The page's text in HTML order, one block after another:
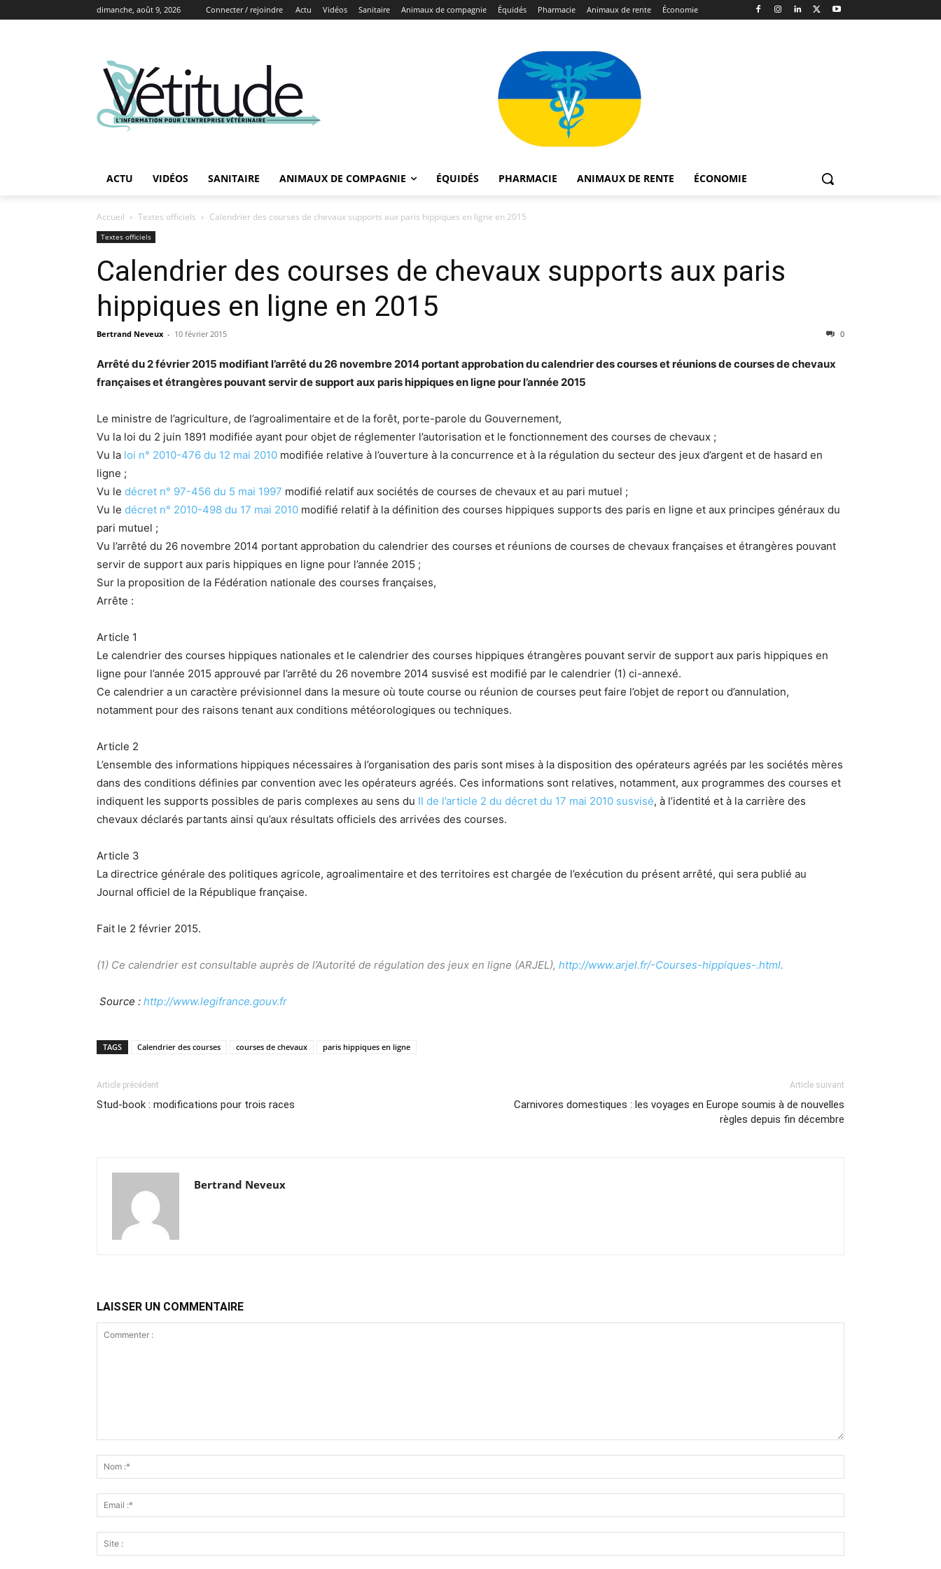
dimanche, août 9, 2026 Connecter / rejoindre Actu Vidéos Sanitaire Animaux de compagnie Équidés Pharmacie Animaux de rente Économie
ACTU VIDÉOS SANITAIRE ANIMAUX DE COMPAGNIE ÉQUIDÉS PHARMACIE ANIMAUX DE RENTE ÉCONOMIE
Accueil Textes officiels Calendrier des courses de chevaux supports aux paris hippiques en ligne en 2015
Textes officiels
Calendrier des courses de chevaux supports aux paris
hippiques en ligne en 2015
Bertrand Neveux - 10 février 2015 0
Arrêté du 2 février 2015 modifiant l’arrêté du 26 novembre 2014 portant approbation du calendrier des courses et réunions de courses de chevaux
françaises et étrangères pouvant servir de support aux paris hippiques en ligne pour l’année 2015
Le ministre de l’agriculture, de l’agroalimentaire et de la forêt, porte-parole du Gouvernement,
Vu la loi du 2 juin 1891 modifiée ayant pour objet de réglementer l’autorisation et le fonctionnement des courses de chevaux ;
Vu la loi n° 2010-476 du 12 mai 2010 modifiée relative à l’ouverture à la concurrence et à la régulation du secteur des jeux d’argent et de hasard en
ligne ;
Vu le décret n° 97-456 du 5 mai 1997 modifié relatif aux sociétés de courses de chevaux et au pari mutuel ;
Vu le décret n° 2010-498 du 17 mai 2010 modifié relatif à la définition des courses hippiques supports des paris en ligne et aux principes généraux du
pari mutuel ;
Vu l’arrêté du 26 novembre 2014 portant approbation du calendrier des courses et réunions de courses de chevaux françaises et étrangères pouvant
servir de support aux paris hippiques en ligne pour l’année 2015 ;
Sur la proposition de la Fédération nationale des courses françaises,
Arrête :
Article 1
Le calendrier des courses hippiques nationales et le calendrier des courses hippiques étrangères pouvant servir de support aux paris hippiques en
ligne pour l’année 2015 approuvé par l’arrêté du 26 novembre 2014 susvisé est modifié par le calendrier (1) ci-annexé.
Ce calendrier a un caractère prévisionnel dans la mesure où toute course ou réunion de courses peut faire l’objet de report ou d’annulation,
notamment pour des raisons tenant aux conditions météorologiques ou techniques.
Article 2
L’ensemble des informations hippiques nécessaires à l’organisation des paris sont mises à la disposition des opérateurs agréés par les sociétés mères
dans des conditions définies par convention avec les opérateurs agréés. Ces informations sont relatives, notamment, aux programmes des courses et
indiquent les supports possibles de paris complexes au sens du II de l’article 2 du décret du 17 mai 2010 susvisé, à l’identité et à la carrière des
chevaux déclarés partants ainsi qu’aux résultats officiels des arrivées des courses.
Article 3
La directrice générale des politiques agricole, agroalimentaire et des territoires est chargée de l’exécution du présent arrêté, qui sera publié au
Journal officiel de la République française.
Fait le 2 février 2015.
(1) Ce calendrier est consultable auprès de l’Autorité de régulation des jeux en ligne (ARJEL), http://www.arjel.fr/-Courses-hippiques-.html.
Source : http://www.legifrance.gouv.fr
TAGS Calendrier des courses courses de chevaux paris hippiques en ligne
Article précédent
Stud-book : modifications pour trois races
Article suivant
Carnivores domestiques : les voyages en Europe soumis à de nouvelles
règles depuis fin décembre
Bertrand Neveux
LAISSER UN COMMENTAIRE